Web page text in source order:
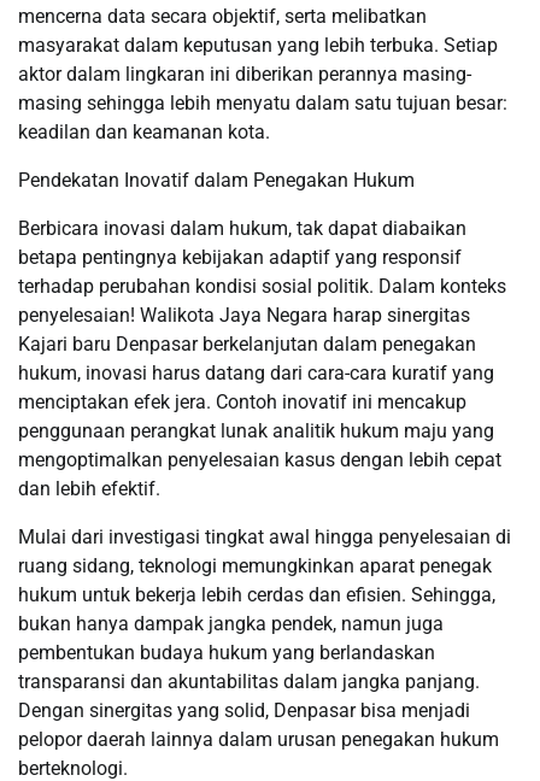
mencerna data secara objektif, serta melibatkan
masyarakat dalam keputusan yang lebih terbuka. Setiap
aktor dalam lingkaran ini diberikan perannya masing-
masing sehingga lebih menyatu dalam satu tujuan besar:
keadilan dan keamanan kota.
Pendekatan Inovatif dalam Penegakan Hukum
Berbicara inovasi dalam hukum, tak dapat diabaikan
betapa pentingnya kebijakan adaptif yang responsif
terhadap perubahan kondisi sosial politik. Dalam konteks
penyelesaian! Walikota Jaya Negara harap sinergitas
Kajari baru Denpasar berkelanjutan dalam penegakan
hukum, inovasi harus datang dari cara-cara kuratif yang
menciptakan efek jera. Contoh inovatif ini mencakup
penggunaan perangkat lunak analitik hukum maju yang
mengoptimalkan penyelesaian kasus dengan lebih cepat
dan lebih efektif.
Mulai dari investigasi tingkat awal hingga penyelesaian di
ruang sidang, teknologi memungkinkan aparat penegak
hukum untuk bekerja lebih cerdas dan efisien. Sehingga,
bukan hanya dampak jangka pendek, namun juga
pembentukan budaya hukum yang berlandaskan
transparansi dan akuntabilitas dalam jangka panjang.
Dengan sinergitas yang solid, Denpasar bisa menjadi
pelopor daerah lainnya dalam urusan penegakan hukum
berteknologi.